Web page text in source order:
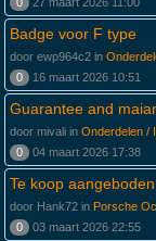
Badge voor F type
door ewp964c2 in
0
16 maart 2026 10:51
Guarantee and
door mivali in Onderdelen /
0
04 maart 2026 17:38
Te koop
door Hank72 in Porsche
0
03 maart 2026 22:55